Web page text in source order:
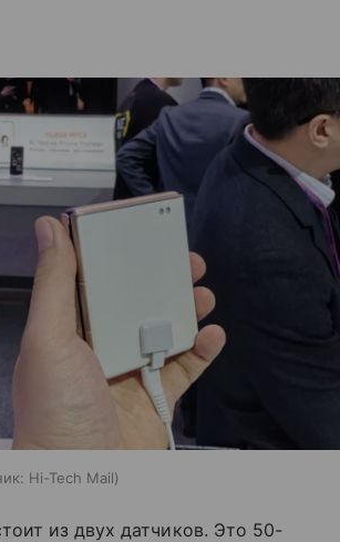
Hi-Tech Mail
из двух датчиков. Это 50-